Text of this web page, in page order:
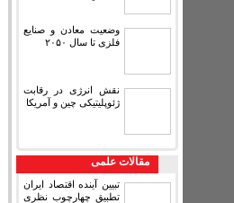
وضعیت معادن و صنایع
فلزی تا سال ۲۰۵۰
نقش انرژی در رقابت
ژئوپلیتیکی چین و آمریکا
مقالات علمی
تبیین آینده اقتصاد ایران
تطبیق چهارچوب نظری